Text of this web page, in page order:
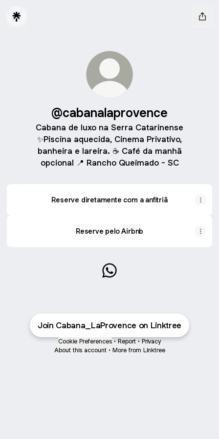
@cabanalaprovence
Cabana de luxo na Serra Catarinense
✨Piscina aquecida, Cinema Privativo,
banheira e lareira. ☕ Café da manhã
opcional 📍 Rancho Queimado - SC
Reserve diretamente com a anfitriã
Reserve pelo Airbnb
Join Cabana_LaProvence on Linktree
Cookie Preferences • Report • Privacy
About this account • More from Linktree